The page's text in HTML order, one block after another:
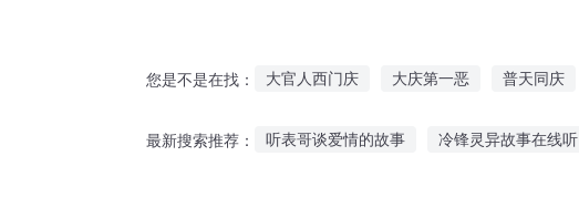
您是不是在找： 大官人西门庆 大庆第一恶 普天同庆
最新搜索推荐： 听表哥谈爱情的故事 冷锋灵异故事在线听